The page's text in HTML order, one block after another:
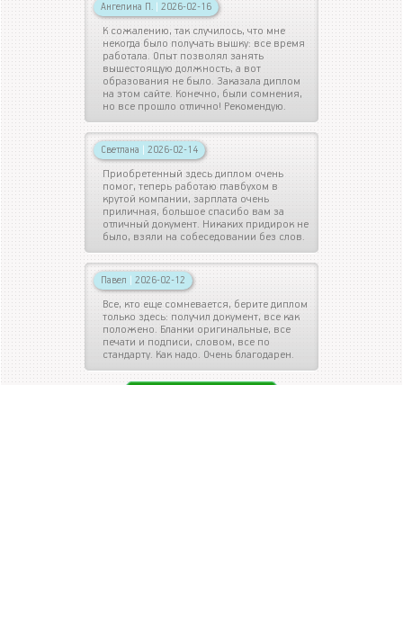
Ангелина П. 2026-02-16
К сожалению, так случилось, что мне
некогда было получать вышку: все время
работала. Опыт позволял занять
вышестоящую должность, а вот
образования не было. Заказала диплом
на этом сайте. Конечно, были сомнения,
но все прошло отлично! Рекомендую.
Светлана 2026-02-14
Приобретенный здесь диплом очень
помог, теперь работаю главбухом в
крутой компании, зарплата очень
приличная, большое спасибо вам за
отличный документ. Никаких придирок не
было, взяли на собеседовании без слов.
Павел 2026-02-12
Все, кто еще сомневается, берите диплом
только здесь: получил документ, все как
положено. Бланки оригинальные, все
печати и подписи, словом, все по
стандарту. Как надо. Очень благодарен.